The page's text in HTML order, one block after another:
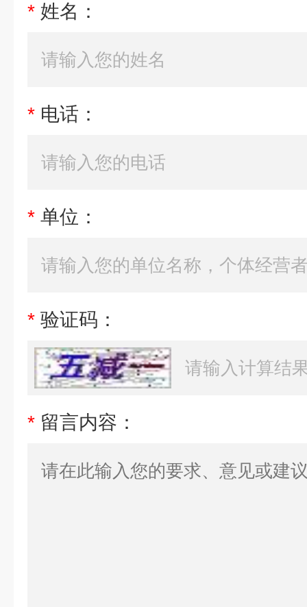
* 姓名：
* 电话：
* 单位：
* 验证码：
* 留言内容：